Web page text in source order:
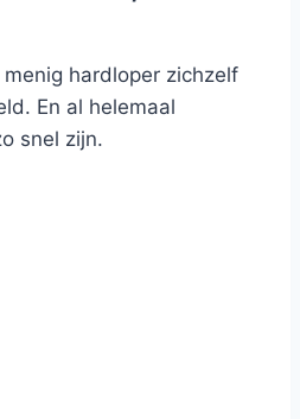
hardloper zichzelf
En al helemaal
snel zijn.